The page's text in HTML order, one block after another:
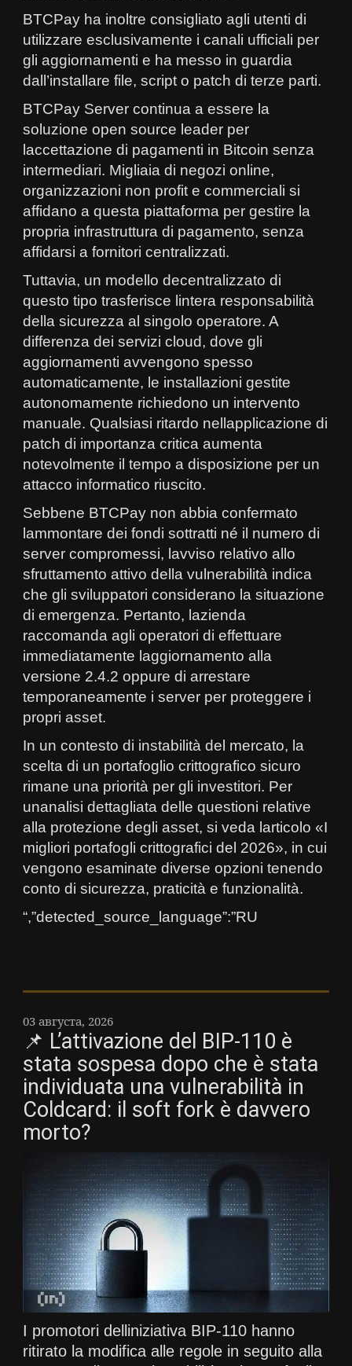
BTCPay ha inoltre consigliato agli utenti di
utilizzare esclusivamente i canali ufficiali per
gli aggiornamenti e ha messo in guardia
dall’installare file, script o patch di terze parti.
BTCPay Server continua a essere la
soluzione open source leader per
laccettazione di pagamenti in Bitcoin senza
intermediari. Migliaia di negozi online,
organizzazioni non profit e commerciali si
affidano a questa piattaforma per gestire la
propria infrastruttura di pagamento, senza
affidarsi a fornitori centralizzati.
Tuttavia, un modello decentralizzato di
questo tipo trasferisce lintera responsabilità
della sicurezza al singolo operatore. A
differenza dei servizi cloud, dove gli
aggiornamenti avvengono spesso
automaticamente, le installazioni gestite
autonomamente richiedono un intervento
manuale. Qualsiasi ritardo nellapplicazione di
patch di importanza critica aumenta
notevolmente il tempo a disposizione per un
attacco informatico riuscito.
Sebbene BTCPay non abbia confermato
lammontare dei fondi sottratti né il numero di
server compromessi, lavviso relativo allo
sfruttamento attivo della vulnerabilità indica
che gli sviluppatori considerano la situazione
di emergenza. Pertanto, lazienda
raccomanda agli operatori di effettuare
immediatamente laggiornamento alla
versione 2.4.2 oppure di arrestare
temporaneamente i server per proteggere i
propri asset.
In un contesto di instabilità del mercato, la
scelta di un portafoglio crittografico sicuro
rimane una priorità per gli investitori. Per
unanalisi dettagliata delle questioni relative
alla protezione degli asset, si veda larticolo «I
migliori portafogli crittografici del 2026», in cui
vengono esaminate diverse opzioni tenendo
conto di sicurezza, praticità e funzionalità.
“,”detected_source_language”:”RU
03 августа, 2026
📌 L’attivazione del BIP-110 è
stata sospesa dopo che è stata
individuata una vulnerabilità in
Coldcard: il soft fork è davvero
morto?
I promotori delliniziativa BIP-110 hanno
ritirato la modifica alle regole in seguito alla